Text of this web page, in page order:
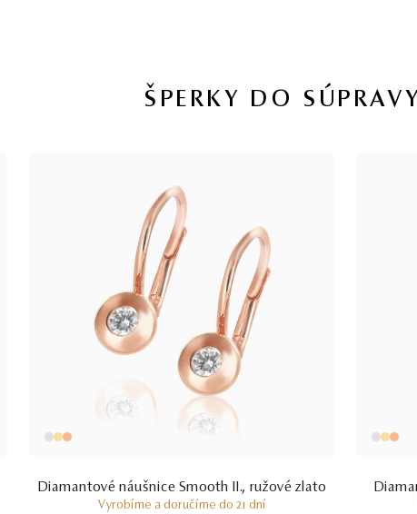
ŠPERKY DO SÚPRAVY
Diamantové náušnice Smooth II., ružové zlato
Vyrobíme a doručíme do 21 dní